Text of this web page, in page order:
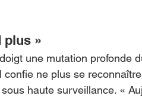
plus »
une mutation profonde
ne plus se
haute surveillance. «